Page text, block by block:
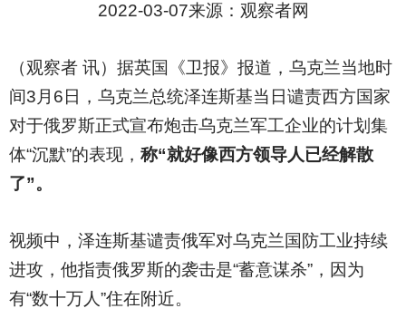
2022-03-07来源：观察者网
（观察者 讯）据英国《卫报》报道，乌克兰当地时
间3月6日，乌克兰总统泽连斯基当日谴责西方国家
对于俄罗斯正式宣布炮击乌克兰军工企业的计划集
体“沉默”的表现， 称“就好像西方领导人已经解散
了”。
视频中，泽连斯基谴责俄军对乌克兰国防工业持续
进攻，他指责俄罗斯的袭击是“蓄意谋杀”，因为
有“数十万人”住在附近。